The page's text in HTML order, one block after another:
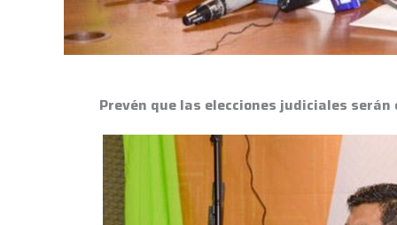
Prevén que las elecciones judiciales